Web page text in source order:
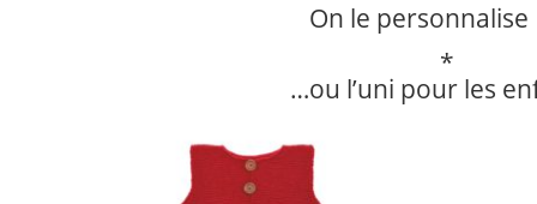
On le personnalise
*
…ou l’uni pour les